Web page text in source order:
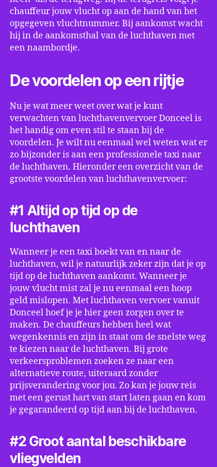
chauffeur jouw vlucht op aan de hand van het
opgegeven vluchtnummer. Bij aankomst wacht
hij in de aankomsthal van de luchthaven met
een naambordje.
De voordelen op een rijtje
Nu je wat meer weet over wat je kunt
verwachten van luchthavenvervoer Donceel is
het handig om even stil te staan bij de
voordelen. Je wilt nu eenmaal wel weten wat er
zo bijzonder is aan een professionele taxi naar
de luchthaven. Hieronder een overzicht van de
grootste voordelen van luchthavenvervoer:
#1 Altijd op tijd op de
luchthaven
Wanneer je een taxi boekt van en naar de
luchthaven, wil je natuurlijk zeker zijn dat je op
tijd op de luchthaven aankomt. Wanneer je
jouw vlucht mist zal je nu eenmaal een hoop
geld mislopen. Met luchthaven vervoer vanuit
Donceel hoef je je hier geen zorgen over te
maken. De chauffeurs hebben heel wat
wegenkennis en zijn in staat om de snelste weg
te kiezen naar de luchthaven. Bij grote
verkeersproblemen zoeken ze naar een
alternatieve route, uiteraard zonder
prijsverandering voor jou. Zo kan je jouw reis
met een gerust hart van start laten gaan en kom
je gegarandeerd op tijd aan bij de luchthaven.
#2 Groot aantal beschikbare
vliegvelden